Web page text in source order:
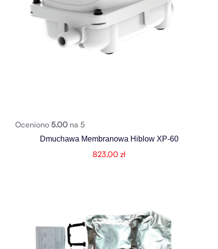
Oceniono 5.00 na 5
Dmuchawa Membranowa Hiblow XP-60
823,00 zł